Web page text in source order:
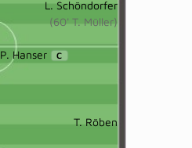
L. Schöndorfer
(60' T. Müller)
P. Hanser C
T. Röben